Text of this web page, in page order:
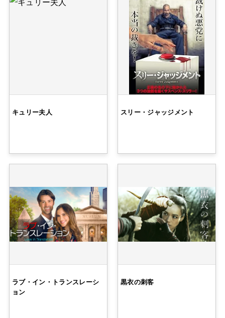
キュリー夫人 スリー・ジャッジメント
ラブ・イン・トランスレーシ
ョン
黒衣の刺客